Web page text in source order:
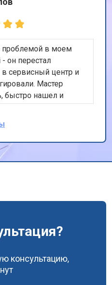
проблемой в моем
он перестал
в сервисный центр и
Мастер
быстро нашел и
Холодильник теперь
их
работы.
консультацию,